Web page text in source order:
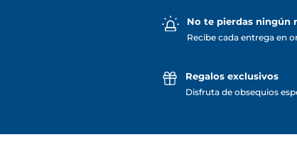
No te pierdas ningún
Recibe cada entrega en
Regalos exclusivos
Disfruta de obsequios